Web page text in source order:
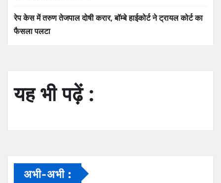
रेप केस में तरुण तेजपाल दोषी करार, बॉम्बे हाईकोर्ट ने ट्रायल कोर्ट का
फैसला पलटा
यह भी पढ़ें :
अभी-अभी :